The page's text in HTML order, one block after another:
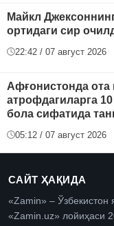
Майкл
ортидаги сир
22:42 / 07 август 2026
Афғонистонда ота
атрофдагиларга
бола сифатида
05:12 / 07 август 2026
САЙТ ҲАҚИДА
«Zamin» – Ўзбекистон
«Zamin.uz» лойиҳаси